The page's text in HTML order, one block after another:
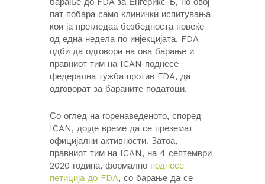
пат побара само клинички испитувања
кои ја прегледаа безбедноста повеќе
од една недела по инјекцијата. FDA
одби да одговори на ова барање и
правниот тим на ICAN поднесе
федерална тужба против FDA, да
одговорат за бараните податоци.
Со оглед на горенаведеното, според
ICAN, дојде време да се преземат
официјални активности. Затоа,
правниот тим на ICAN, на 4 септември
2020 година, формално поднесе
петиција до FDA, со барање да се